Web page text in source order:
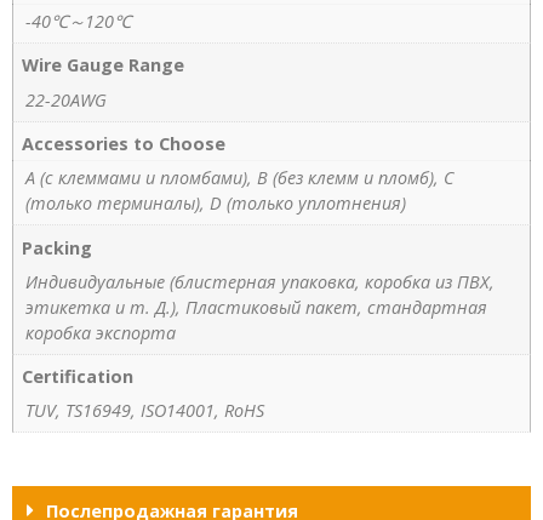
-40℃～120℃
Wire Gauge Range
22-20AWG
Accessories to Choose
A (с клеммами и пломбами), B (без клемм и пломб), C
(только терминалы), D (только уплотнения)
Packing
Индивидуальные (блистерная упаковка, коробка из ПВХ,
этикетка и т. Д.), Пластиковый пакет, стандартная
коробка экспорта
Certification
TUV, TS16949, ISO14001, RoHS
Послепродажная гарантия